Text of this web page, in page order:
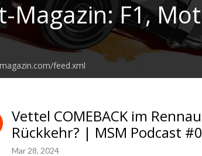
F1,
feed.xml
Vettel COMEBACK im
Rückkehr? | MSM Podcast
Mar 28, 2024